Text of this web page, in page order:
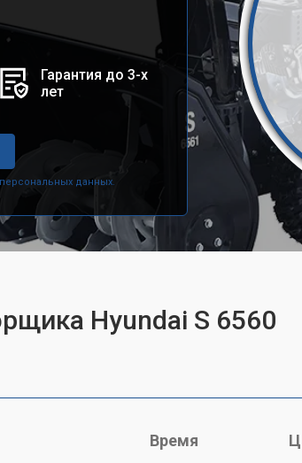
Гарантия до 3-х
лет
персональных данных.
Hyundai S 6560
Время